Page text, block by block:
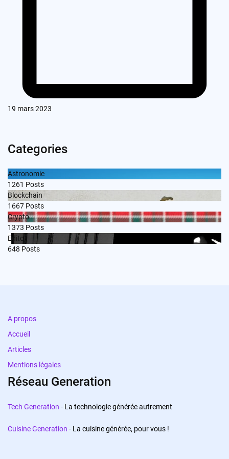
19 mars 2023
Categories
Astronomie
1261 Posts
Blockchain
1667 Posts
Crypto
1373 Posts
Edito
648 Posts
A propos
Accueil
Articles
Mentions légales
Réseau Generation
Tech Generation - La technologie générée autrement
Cuisine Generation - La cuisine générée, pour vous !